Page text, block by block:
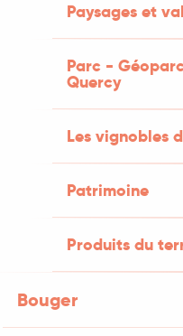
Paysages et
Parc -
Quercy
Les vignobles
Patrimoine
Produits du
Bouger